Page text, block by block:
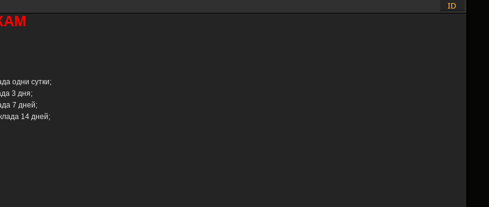
одни сутки;
3 дня;
7 дней;
14 дней;